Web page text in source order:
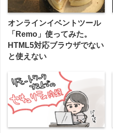
オンラインイベントツール
「Remo」使ってみた。
HTML5対応ブラウザでない
と使えない